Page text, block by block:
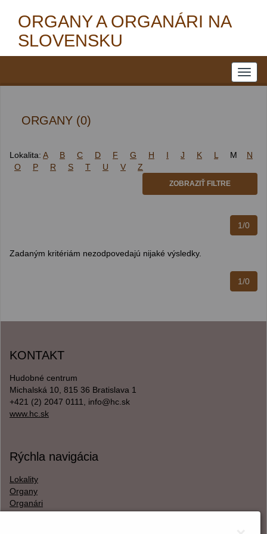
ORGANY A ORGANÁRI NA
SLOVENSKU
ORGANY (0)
Lokalita: A B C D F G H I J K L M N
O
P R S T U V Z
ZOBRAZIŤ FILTRE
1/0
Zadaným kritériám nezodpovedajú nijaké výsledky.
1/0
KONTAKT
Hudobné centrum
Michalská 10, 815 36 Bratislava 1
+421 (2) 2047 0111, info@hc.sk
www.hc.sk
Rýchla navigácia
Lokality
Organy
Organári